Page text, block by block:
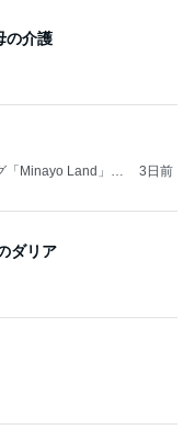
の介護
「Minayo Land」P
3日前
ダリア